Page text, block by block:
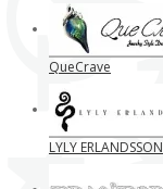
QueCrave
LYLY ERLANDSSON